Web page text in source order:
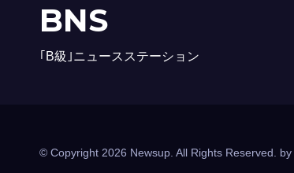
BNS
｢B級｣ニュースステーション
© Copyright 2026 Newsup. All Rights Reserved. by